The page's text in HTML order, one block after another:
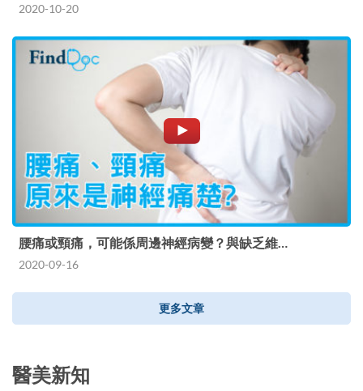
2020-10-20
腰痛或頸痛，可能係周邊神經病變？與缺乏維…
2020-09-16
更多文章
醫美新知